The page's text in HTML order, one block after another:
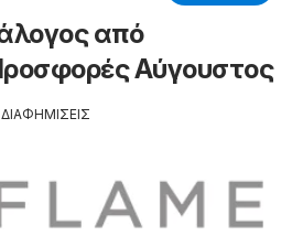
από
Αύγουστος
ΔΙΑΦΗΜΙΣΕΙΣ